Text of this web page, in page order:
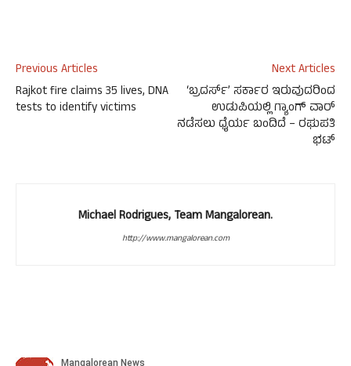
Previous Articles
Rajkot fire claims 35 lives, DNA
tests to identify victims
Next Articles
‘ಬ್ರದರ್ಸ್’ ಸರ್ಕಾರ ಇರುವುದರಿಂದ
ಉಡುಪಿಯಲ್ಲಿ ಗ್ಯಾಂಗ್ ವಾರ್
ನಡೆಸಲು ಧೈರ್ಯ ಬಂದಿದೆ – ರಘುಪತಿ
ಭಟ್
Michael Rodrigues, Team Mangalorean.
http://www.mangalorean.com